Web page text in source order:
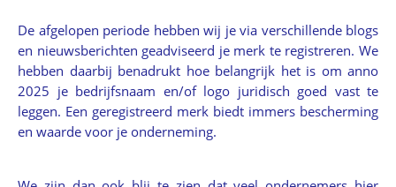
De afgelopen periode hebben wij je via verschillende blogs
en nieuwsberichten geadviseerd je merk te registreren. We
hebben daarbij benadrukt hoe belangrijk het is om anno
2025 je bedrijfsnaam en/of logo juridisch goed vast te
leggen. Een geregistreerd merk biedt immers bescherming
en waarde voor je onderneming.